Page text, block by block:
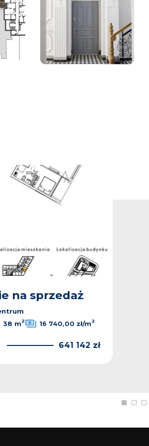
na sprzedaż
38 m2 16 740,00 zł/m2
641 142 zł